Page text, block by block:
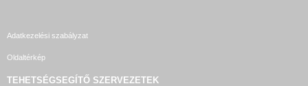
Adatkezelési szabályzat
Oldaltérkép
TEHETSÉGSEGÍTŐ SZERVEZETEK